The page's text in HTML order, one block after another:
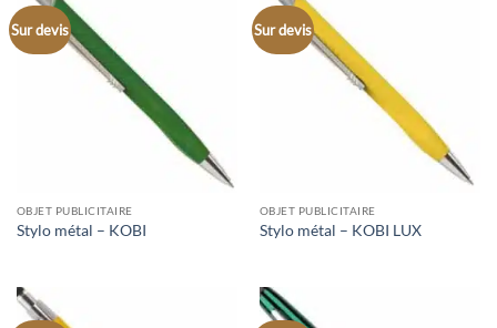
Sur devis
OBJET PUBLICITAIRE
Stylo métal – KOBI
Sur devis
OBJET PUBLICITAIRE
Stylo métal – KOBI LUX